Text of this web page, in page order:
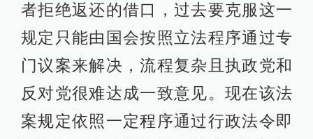
者拒绝返还的借口，过去要克服这一
规定只能由国会按照立法程序通过专
门议案来解决，流程复杂且执政党和
反对党很难达成一致意见。现在该法
案规定依照一定程序通过行政法令即